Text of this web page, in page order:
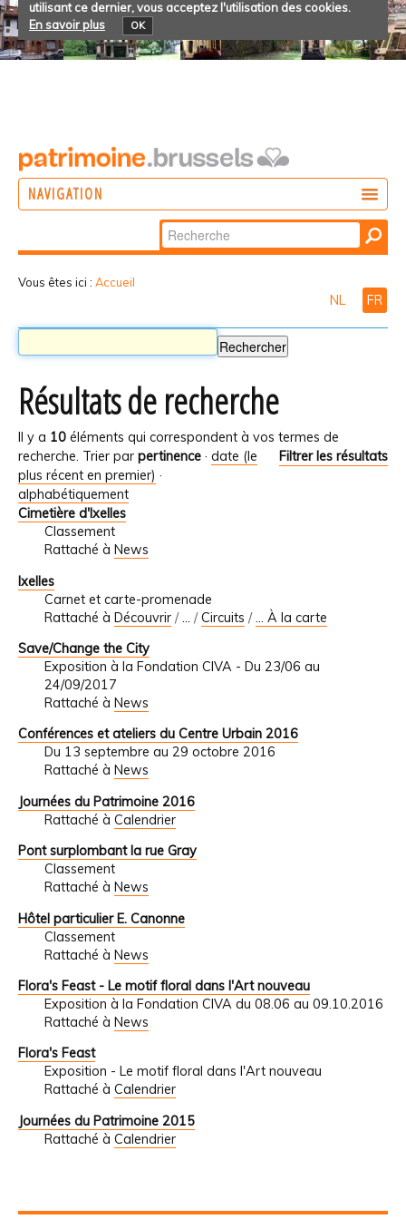
utilisant ce dernier, vous acceptez l'utilisation des cookies.
En savoir plus
OK
NAVIGATION
Chercher par
Recherche
Vous êtes ici : Accueil
NL FR
Résultats de recherche
Il y a 10 éléments qui correspondent à vos termes de
recherche.
Filtrer les résultats
Trier par pertinence · date (le
plus récent en premier) ·
alphabétiquement
Cimetière d'Ixelles
Classement
Rattaché à News
Ixelles
Carnet et carte-promenade
Rattaché à Découvrir /… /Circuits /... À la carte
Save/Change the City
Exposition à la Fondation CIVA - Du 23/06 au
24/09/2017
Rattaché à News
Conférences et ateliers du Centre Urbain 2016
Du 13 septembre au 29 octobre 2016
Rattaché à News
Journées du Patrimoine 2016
Rattaché à Calendrier
Pont surplombant la rue Gray
Classement
Rattaché à News
Hôtel particulier E. Canonne
Classement
Rattaché à News
Flora's Feast - Le motif floral dans l'Art nouveau
Exposition à la Fondation CIVA du 08.06 au 09.10.2016
Rattaché à News
Flora's Feast
Exposition - Le motif floral dans l'Art nouveau
Rattaché à Calendrier
Journées du Patrimoine 2015
Rattaché à Calendrier